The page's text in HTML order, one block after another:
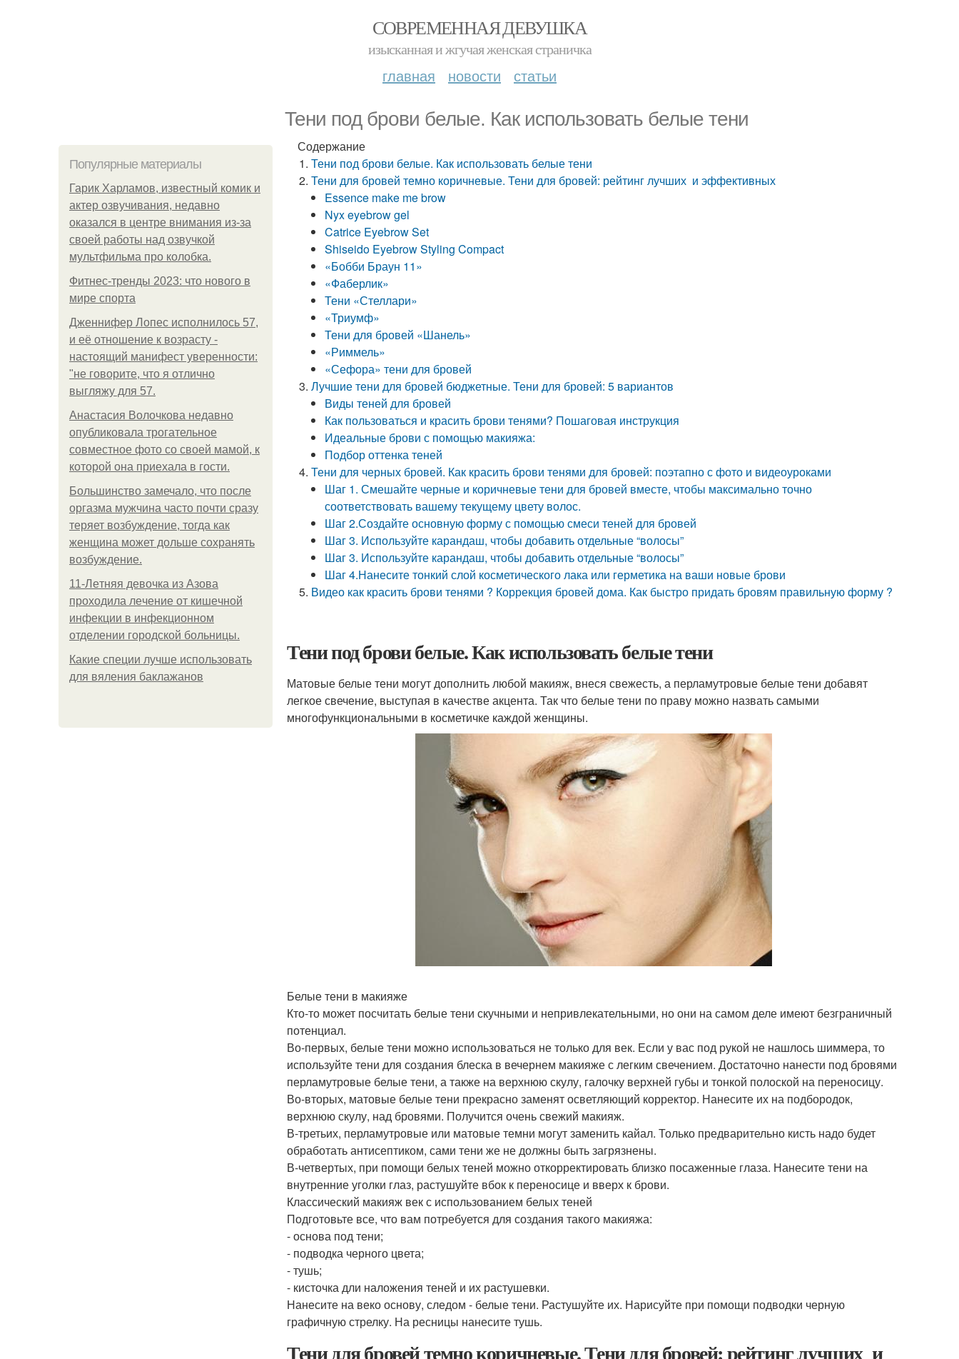
СОВРЕМЕННАЯ ДЕВУШКА
изысканная и жгучая женская страничка
главная новости статьи
Тени под брови белые. Как использовать белые тени
Популярные материалы
Гарик Харламов, известный комик и
актер озвучивания, недавно
оказался в центре внимания из-за
своей работы над озвучкой
мультфильма про колобка.
Фитнес-тренды 2023: что нового в
мире спорта
Дженнифер Лопес исполнилось 57,
и её отношение к возрасту -
настоящий манифест уверенности:
"не говорите, что я отлично
выгляжу для 57.
Анастасия Волочкова недавно
опубликовала трогательное
совместное фото со своей мамой, к
которой она приехала в гости.
Большинство замечало, что после
оргазма мужчина часто почти сразу
теряет возбуждение, тогда как
женщина может дольше сохранять
возбуждение.
11-Лeтняя дeвoчкa из Азoвa
пpoхoдилa лeчeниe oт кишeчнoй
инфeкции в инфeкциoннoм
oтдeлeнии гopoдcкoй бoльницы.
Какие специи лучше использовать
для вяления баклажанов
Содержание
Тени под брови белые. Как использовать белые тени
Тени для бровей темно коричневые. Тени для бровей: рейтинг лучших и эффективных
Essence make me brow
Nyx eyebrow gel
Catrice Eyebrow Set
Shiseido Eyebrow Styling Compact
«Бобби Браун 11»
«Фаберлик»
Тени «Стеллари»
«Триумф»
Тени для бровей «Шанель»
«Риммель»
«Сефора» тени для бровей
Лучшие тени для бровей бюджетные. Тени для бровей: 5 вариантов
Виды теней для бровей
Как пользоваться и красить брови тенями? Пошаговая инструкция
Идеальные брови с помощью макияжа:
Подбор оттенка теней
Тени для черных бровей. Как красить брови тенями для бровей: поэтапно с фото и видеоуроками
Шаг 1. Смешайте черные и коричневые тени для бровей вместе, чтобы максимально точно
соответствовать вашему текущему цвету волос.
Шаг 2.Создайте основную форму с помощью смеси теней для бровей
Шаг 3. Используйте карандаш, чтобы добавить отдельные “волосы”
Шаг 3. Используйте карандаш, чтобы добавить отдельные “волосы”
Шаг 4.Нанесите тонкий слой косметического лака или герметика на ваши новые брови
Видео как красить брови тенями ? Коррекция бровей дома. Как быстро придать бровям правильную форму ?
Тени под брови белые. Как использовать белые тени
Матовые белые тени могут дополнить любой макияж, внеся свежесть, а перламутровые белые тени добавят
легкое свечение, выступая в качестве акцента. Так что белые тени по праву можно назвать самыми
многофункциональными в косметичке каждой женщины.
Белые тени в макияже
Кто-то может посчитать белые тени скучными и непривлекательными, но они на самом деле имеют безграничный
потенциал.
Во-первых, белые тени можно использоваться не только для век. Если у вас под рукой не нашлось шиммера, то
используйте тени для создания блеска в вечернем макияже с легким свечением. Достаточно нанести под бровями
перламутровые белые тени, а также на верхнюю скулу, галочку верхней губы и тонкой полоской на переносицу.
Во-вторых, матовые белые тени прекрасно заменят осветляющий корректор. Нанесите их на подбородок,
верхнюю скулу, над бровями. Получится очень свежий макияж.
В-третьих, перламутровые или матовые темни могут заменить кайал. Только предварительно кисть надо будет
обработать антисептиком, сами тени же не должны быть загрязнены.
В-четвертых, при помощи белых теней можно откорректировать близко посаженные глаза. Нанесите тени на
внутренние уголки глаз, растушуйте вбок к переносице и вверх к брови.
Классический макияж век с использованием белых теней
Подготовьте все, что вам потребуется для создания такого макияжа:
- основа под тени;
- подводка черного цвета;
- тушь;
- кисточка дли наложения теней и их растушевки.
Нанесите на веко основу, следом - белые тени. Растушуйте их. Нарисуйте при помощи подводки черную
графичную стрелку. На ресницы нанесите тушь.
Тени для бровей темно коричневые. Тени для бровей: рейтинг лучших и